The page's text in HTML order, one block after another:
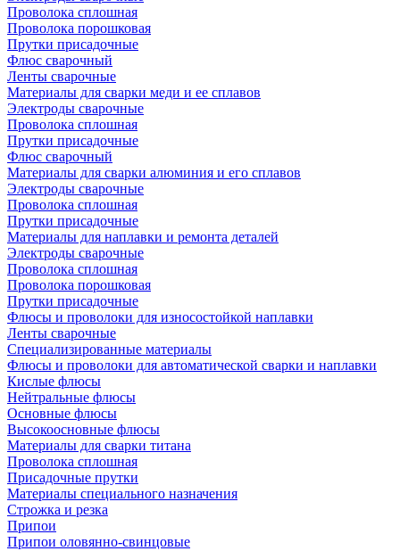
Проволока сплошная
Проволока порошковая
Прутки присадочные
Флюс сварочный
Ленты сварочные
Материалы для сварки меди и ее сплавов
Электроды сварочные
Проволока сплошная
Прутки присадочные
Флюс сварочный
Материалы для сварки алюминия и его сплавов
Электроды сварочные
Проволока сплошная
Прутки присадочные
Материалы для наплавки и ремонта деталей
Электроды сварочные
Проволока сплошная
Проволока порошковая
Прутки присадочные
Флюсы и проволоки для износостойкой наплавки
Ленты сварочные
Специализированные материалы
Флюсы и проволоки для автоматической сварки и наплавки
Кислые флюсы
Нейтральные флюсы
Основные флюсы
Высокоосновные флюсы
Материалы для сварки титана
Проволока сплошная
Присадочные прутки
Материалы специального назначения
Строжка и резка
Припои
Припои оловянно-свинцовые